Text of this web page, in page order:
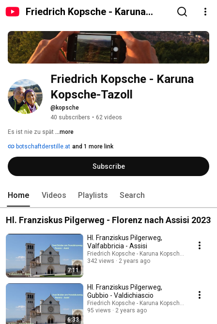
Friedrich Kopsche - Karuna
Friedrich Kopsche - Karuna
Kopsche-Tazoll
@kopsche
40 subscribers • 62 videos
Es ist nie zu spät ...more
botschaftderstille.at and 1 more link
Subscribe
Home Videos Playlists Search
Hl. Franziskus Pilgerweg - Florenz nach Assisi 2023
7:11
Hl. Franziskus Pilgerweg,
Valfabbricia - Assisi
Friedrich Kopsche - Karuna Kopsche-Tazoll
342 views
2 years ago
6:33
Hl. Franziskus Pilgerweg,
Gubbio - Valdichiascio
Friedrich Kopsche - Karuna Kopsche-Tazoll
95 views
2 years ago